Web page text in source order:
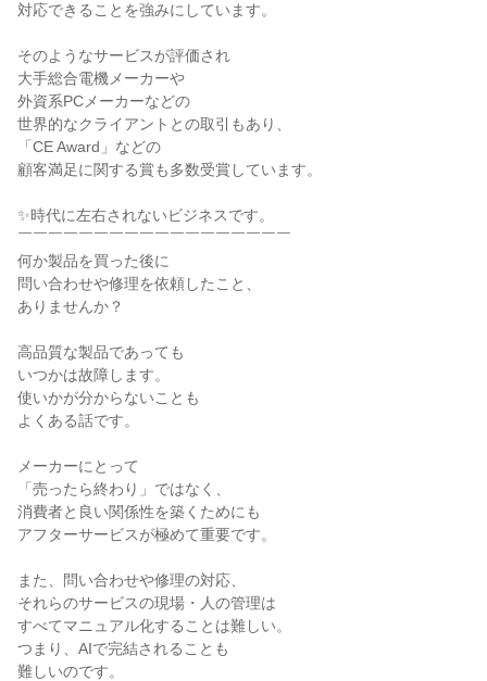
対応できることを強みにしています。
そのようなサービスが評価され
大手総合電機メーカーや
外資系PCメーカーなどの
世界的なクライアントとの取引もあり、
「CE Award」などの
顧客満足に関する賞も多数受賞しています。
✨時代に左右されないビジネスです。
￣￣￣￣￣￣￣￣￣￣￣￣￣￣￣￣￣￣
何か製品を買った後に
問い合わせや修理を依頼したこと、
ありませんか？
高品質な製品であっても
いつかは故障します。
使いかが分からないことも
よくある話です。
メーカーにとって
「売ったら終わり」ではなく、
消費者と良い関係性を築くためにも
アフターサービスが極めて重要です。
また、問い合わせや修理の対応、
それらのサービスの現場・人の管理は
すべてマニュアル化することは難しい。
つまり、AIで完結されることも
難しいのです。